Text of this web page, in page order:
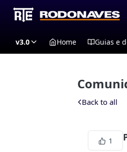
v3.0 Home Guias e
Back to all
1